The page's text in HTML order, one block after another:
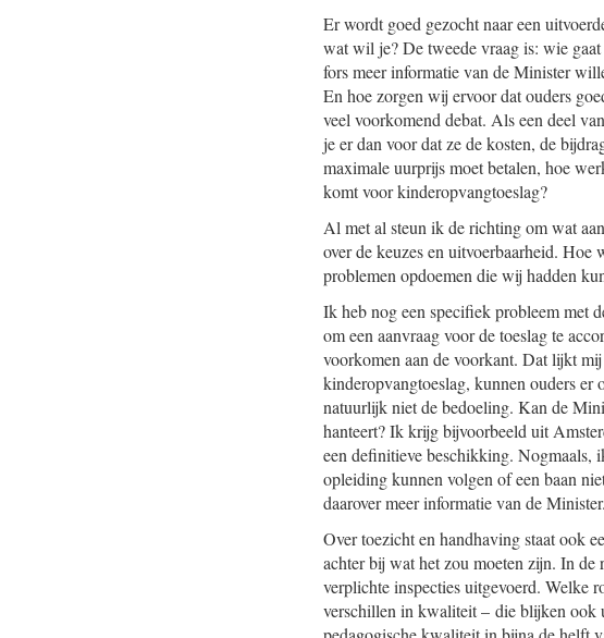
Er wordt goed gezocht naar een
wat wil je? De tweede vraag is: wie
fors meer informatie van de Minister
En hoe zorgen wij ervoor dat ouders
veel voorkomend debat. Als een deel
je er dan voor dat ze de kosten, de
maximale uurprijs moet betalen, hoe
komt voor kinderopvangtoeslag?
Al met al steun ik de richting om wat
over de keuzes en uitvoerbaarheid.
problemen opdoemen die wij hadden
Ik heb nog een specifiek probleem met
om een aanvraag voor de toeslag te
voorkomen aan de voorkant. Dat lijkt
kinderopvangtoeslag, kunnen ouders
natuurlijk niet de bedoeling. Kan de
hanteert? Ik krijg bijvoorbeeld uit
een definitieve beschikking. Nogmaals,
opleiding kunnen volgen of een baan
daarover meer informatie van de Minister.
Over toezicht en handhaving staat ook
achter bij wat het zou moeten zijn. In
verplichte inspecties uitgevoerd. Welke
verschillen in kwaliteit – die blijken ook